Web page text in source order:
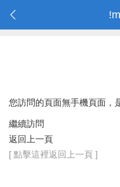
您訪問的頁面無手機頁面，
繼續訪問
返回上一頁
[ 點擊這裡返回上一頁 ]